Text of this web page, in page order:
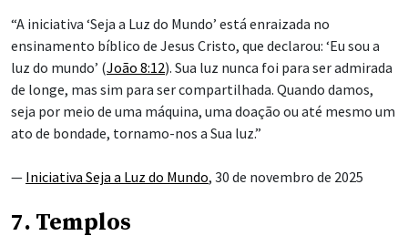
“A iniciativa ‘Seja a Luz do Mundo’ está enraizada no
ensinamento bíblico de Jesus Cristo, que declarou: ‘Eu sou a
luz do mundo’ (João 8:12). Sua luz nunca foi para ser admirada
de longe, mas sim para ser compartilhada. Quando damos,
seja por meio de uma máquina, uma doação ou até mesmo um
ato de bondade, tornamo-nos a Sua luz.”
— Iniciativa Seja a Luz do Mundo, 30 de novembro de 2025
7. Templos